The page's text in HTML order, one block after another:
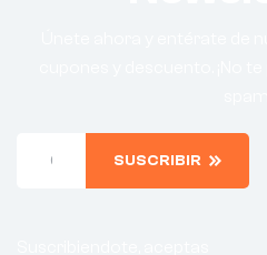
SUSCRIBIR